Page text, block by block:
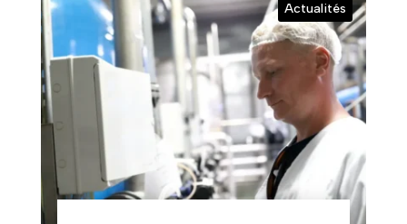
Actualités